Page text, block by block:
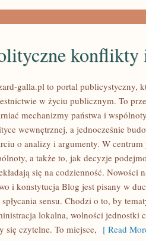
konflikty
galla.pl to portal publicystyczny,
w życiu publicznym. To
mechanizmy państwa i
wewnętrznej, a jednocześnie
o analizy i argumenty. W centrum
a także to, jak decyzje
się na codzienność. Nowości
i konstytucja Blog jest pisany w
spłycania sensu. Chodzi o to, by
lokalna, wolności jednostki
się czytelne. To miejsce, [ Read